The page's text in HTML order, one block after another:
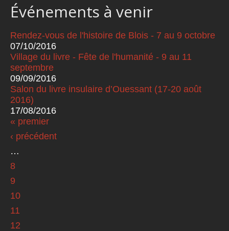
Événements à venir
Rendez-vous de l'histoire de Blois - 7 au 9 octobre
07/10/2016
Village du livre - Fête de l'humanité - 9 au 11
septembre
09/09/2016
Salon du livre insulaire d’Ouessant (17-20 août
2016)
17/08/2016
Pages
« premier
‹ précédent
…
8
9
10
11
12